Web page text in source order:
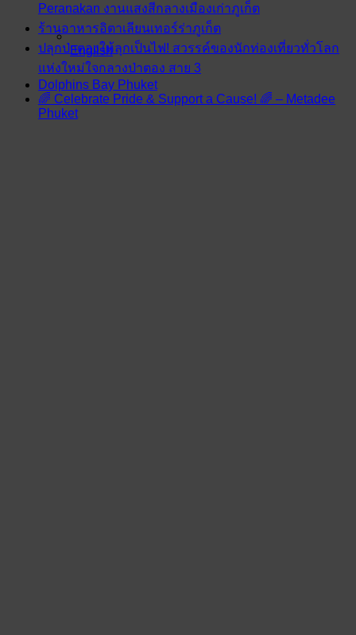
English
Peranakan งานแสงสีกลางเมืองเก่าภูเก็ต
ร้านอาหารอิตาเลียนเทอร์ร่าภูเก็ต
ปลุกป่าตองให้ลุกเป็นไฟ! สวรรค์ของนักท่องเที่ยวทั่วโลก
แห่งใหม่ใจกลางป่าตอง สาย 3
Dolphins Bay Phuket
🌈 Celebrate Pride & Support a Cause! 🌈 – Metadee
Phuket